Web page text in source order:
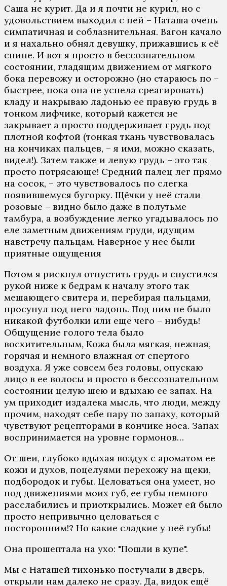
Саша не курит. Да и я почти не курил, но с
удовольствием выходил с ней – Наташа очень
симпатичная и соблазнительная. Вагон качало
и я нахально обнял девушку, прижавшись к её
спине. И вот я просто в бессознательном
состоянии, гладящим движением от мягкого
бока перевожу и осторожно (но стараюсь по –
быстрее, пока она не успела среагировать)
кладу и накрываю ладонью ее правую грудь в
тонком лифчике, который кажется не
закрывает а просто поддерживает грудь под
плотной кофтой (тонкая ткань чувствовалась
на кончиках пальцев, – я ими, можно сказать,
видел!). Затем также и левую грудь – это так
просто потрясающе! Средний палец лег прямо
на сосок, – это чувствовалось по слегка
появившемуся бугорку. Щёчки у неё стали
розовые – видно было даже в полутьме
тамбура, а возбуждение легко угадывалось по
еле заметным движениям груди, идущим
навстречу пальцам. Наверное у нее были
приятные ощущения
Потом я рискнул отпустить грудь и спустился
рукой ниже к бедрам к началу этого так
мешающего свитера и, перебирая пальцами,
просунул под него ладонь. Под ним не было
никакой футболки или еще чего – нибудь!
Общущение голого тела было
восхитительным, Кожа была мягкая, нежная,
горячая и немного влажная от спертого
воздуха. Я уже совсем без головы, опускаю
лицо в ее волосы и просто в бессознательном
состоянии целую шею и вдыхаю ее запах. На
ум приходит издалека мысль, что люди, между
прочим, находят себе пару по запаху, который
чувствуют рецепторами в кончике носа. Запах
воспринимается на уровне гормонов…
От шеи, глубоко вдыхая воздух с ароматом ее
кожи и духов, поцелуями перехожу на щеки,
подбородок и губы. Целоваться она умеет, но
под движениями моих губ, ее губы немного
расслабились и приоткрылись. Может ей было
просто непривычно целоваться с
посторонним!? Но какие сладкие у неё губы!
Она прошептала на ухо: "Пошли в купе".
Мы с Наташей тихонько постучали в дверь,
открыли нам далеко не сразу. Да, видок ещё